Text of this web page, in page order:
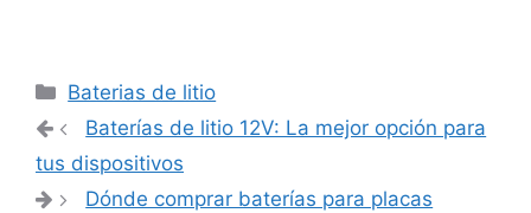
Categorías
Baterias de litio
Navegación
de
entradas
Baterías de litio 12V: La mejor opción para
tus dispositivos
Dónde comprar baterías para placas